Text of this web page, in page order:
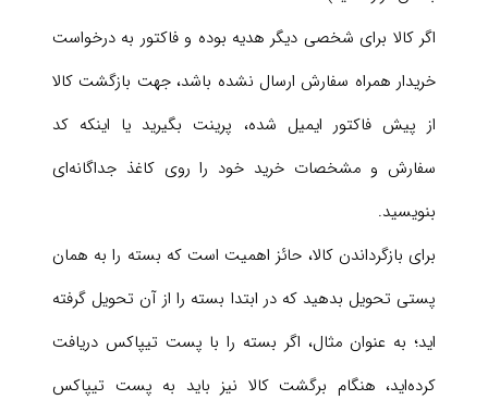
اگر کالا برای شخصی دیگر هدیه بوده و فاکتور به درخواست
خریدار همراه سفارش ارسال نشده باشد، جهت بازگشت کالا
از پیش فاکتور ایمیل شده، پرینت بگیرید یا اینکه کد
سفارش و مشخصات خرید خود را روی کاغذ جداگانه‌ای
بنویسید.
برای بازگرداندن کالا، حائز اهمیت است که بسته را به همان
پستی تحویل بدهید که در ابتدا بسته را از آن تحویل گرفته
اید؛ به عنوان مثال، اگر بسته را با پست تیپاکس دریافت
کرده‌اید، هنگام برگشت کالا نیز باید به پست تیپاکس